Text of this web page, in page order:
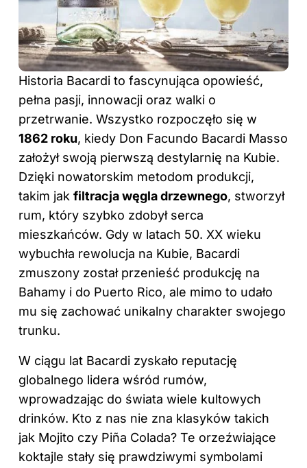
Historia Bacardi to fascynująca opowieść,
pełna pasji, innowacji oraz walki o
przetrwanie. Wszystko rozpoczęło się w
1862 roku, kiedy Don Facundo Bacardi Masso
założył swoją pierwszą destylarnię na Kubie.
Dzięki nowatorskim metodom produkcji,
takim jak filtracja węgla drzewnego, stworzył
rum, który szybko zdobył serca
mieszkańców. Gdy w latach 50. XX wieku
wybuchła rewolucja na Kubie, Bacardi
zmuszony został przenieść produkcję na
Bahamy i do Puerto Rico, ale mimo to udało
mu się zachować unikalny charakter swojego
trunku.
W ciągu lat Bacardi zyskało reputację
globalnego lidera wśród rumów,
wprowadzając do świata wiele kultowych
drinków. Kto z nas nie zna klasyków takich
jak Mojito czy Piña Colada? Te orzeźwiające
koktajle stały się prawdziwymi symbolami